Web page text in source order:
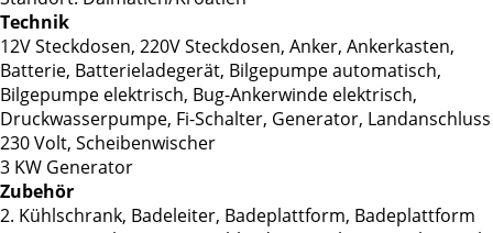
Technik
12V Steckdosen, 220V Steckdosen, Anker, Ankerkasten,
Batterie, Batterieladegerät, Bilgepumpe automatisch,
Bilgepumpe elektrisch, Bug-Ankerwinde elektrisch,
Druckwasserpumpe, Fi-Schalter, Generator, Landanschluss
230 Volt, Scheibenwischer
3 KW Generator
Zubehör
2. Kühlschrank, Badeleiter, Badeplattform, Badeplattform